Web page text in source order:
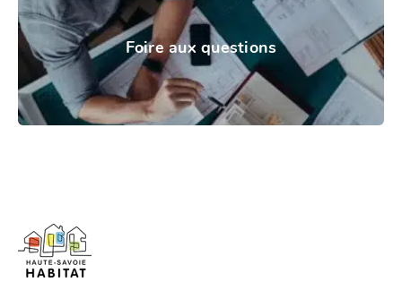
Foire aux questions